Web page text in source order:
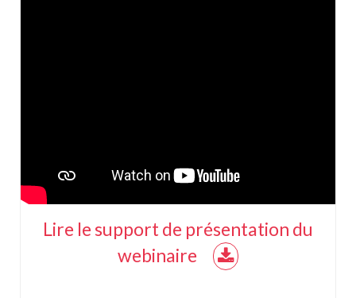
Lire le support de présentation du
webinaire